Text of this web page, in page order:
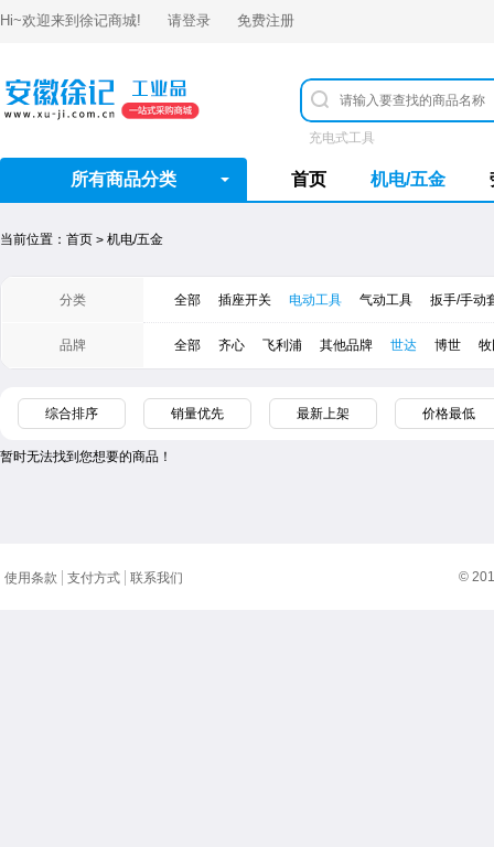
Hi~欢迎来到 徐记商城! 请登录 免费注册
充电式工具
所有商品分类 首页 机电/五金
当前位置： 首页 > 机电/五金
分类 全部 插座开关 电动工具 气动工具 扳手/手动
品牌 全部 齐心 飞利浦 其他品牌 世达 ​博世
综合排序 销量优先 最新上架 价格最低
暂时无法找到您想要的商品！
©
使用条款 支付方式 联系我们